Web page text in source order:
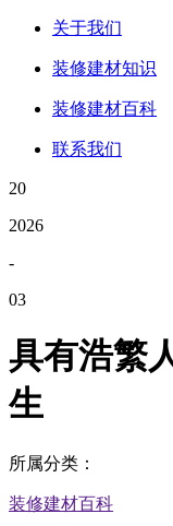
关于我们
装修建材知识
装修建材百科
联系我们
20
2026
-
03
具有浩繁
生
所属分类：
装修建材百科